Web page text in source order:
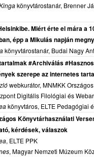
könyvtárostanár, Brenner
Miért érte el mára a
épp a Mikulás napján
könyvtárostanár, Budai Nagy
#Archiválás
szerepe az internetes
webkurátor, MNMKK
Digitális Filológiai és
könyvtáros, ELTE Pedagógiai
Könyvtárhasználati
kérdések, válaszok
, ELTE PPK
, Magyar Nemzeti Múzeum